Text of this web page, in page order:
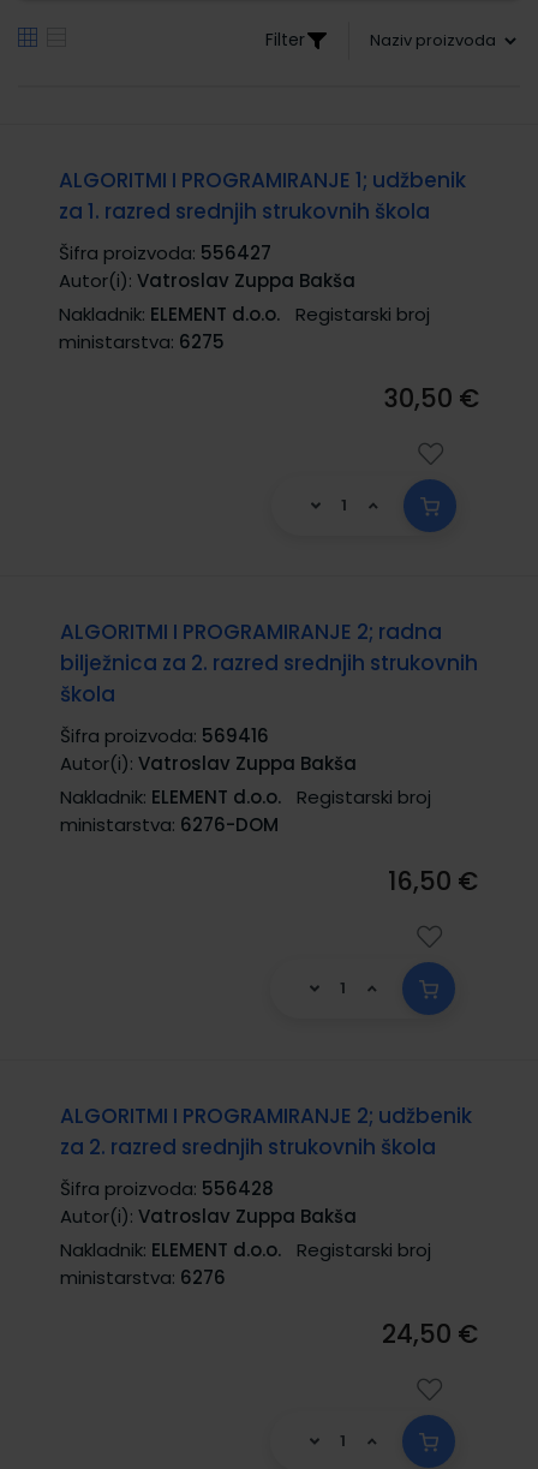
Filter
ALGORITMI I PROGRAMIRANJE 1; udžbenik
za 1. razred srednjih strukovnih škola
Šifra proizvoda: 556427
Autor(i): Vatroslav Zuppa Bakša
Nakladnik: ELEMENT d.o.o.
Registarski broj
ministarstva: 6275
30,50 €
ALGORITMI I PROGRAMIRANJE 2; radna
bilježnica za 2. razred srednjih strukovnih
škola
Šifra proizvoda: 569416
Autor(i): Vatroslav Zuppa Bakša
Nakladnik: ELEMENT d.o.o.
Registarski broj
ministarstva: 6276-DOM
16,50 €
ALGORITMI I PROGRAMIRANJE 2; udžbenik
za 2. razred srednjih strukovnih škola
Šifra proizvoda: 556428
Autor(i): Vatroslav Zuppa Bakša
Nakladnik: ELEMENT d.o.o.
Registarski broj
ministarstva: 6276
24,50 €